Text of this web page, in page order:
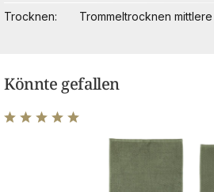
Trocknen
Trommeltrocknen
Könnte gefallen
Durchschnittliche Bewertung von